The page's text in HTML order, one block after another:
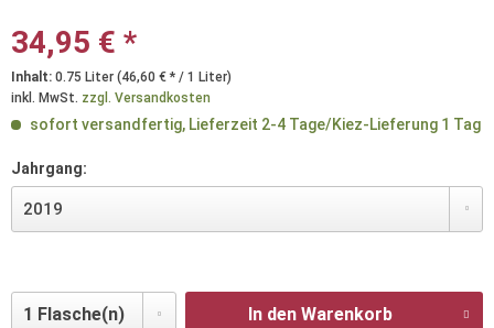
34,95 € *
Inhalt: 0.75 Liter (46,60 € * / 1 Liter)
inkl. MwSt. zzgl. Versandkosten
sofort versandfertig, Lieferzeit 2-4 Tage/Kiez-Lieferung 1 Tag
Jahrgang:
In den Warenkorb